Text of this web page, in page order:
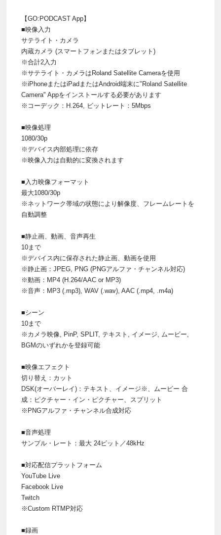
【GO:PODCAST App】
■映像入力
サテライト・カメラ
内蔵カメラ (スマートフォンまたはタブレット)
※合計2入力
※サテライト・カメラはRoland Satellite Cameraを使用
※iPhoneまたはiPadまたはAndroid端末に"Roland Satellite
Camera" Appをインストールする必要があります
※コーデック：H.264, ビットレート：5Mbps
■映像処理
1080/30p
※デバイス内部処理に依存
※映像入力は自動的に変換されます
■入力映像フォーマット
最大1080/30p
※ネットワーク帯域の状態により解像度、フレームレートを
自動調整
■静止画、動画、音声再生
10まで
※デバイス内に保存された静止画、動画を使用
※静止画：JPEG, PNG (PNGアルファ・チャンネル対応)
※動画：MP4 (H.264/AAC or MP3)
※音声：MP3 (.mp3), WAV (.wav), AAC (.mp4, .m4a)
■シーン
10まで
※カメラ映像, PinP, SPLIT, テキスト, イメージ, ムービー,
BGMのいずれかを登録可能
■映像エフェクト
切り替え：カット
DSK(オーバーレイ)：テキスト、イメージ※、ムービー 合
成：ピクチャー・イン・ピクチャー、スプリット
※PNGアルファ・チャンネル合成対応
■音声処理
サンプル・レート：最大 24ビット／48kHz
■対応配信プラットフォーム
YouTube Live
Facebook Live
Twitch
※Custom RTMP対応
■録画